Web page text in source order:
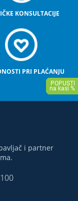
KONSULTACIJE
PRI PLAĆANJU
i partner